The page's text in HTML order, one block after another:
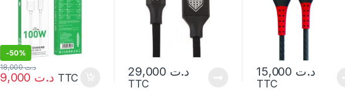
-50%
د.ت
د.ت18,000
TTC د.ت
TTC
د.ت
TTC